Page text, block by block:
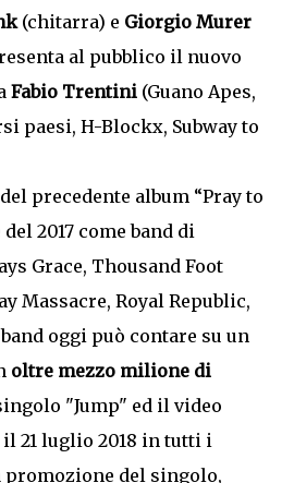
(chitarra) e Giorgio Murer
al pubblico il nuovo
Fabio Trentini (Guano Apes,
paesi, H-Blockx, Subway to
precedente album “Pray to
2017 come band di
Grace, Thousand Foot
Massacre, Royal Republic,
oggi può contare su un
oltre mezzo milione di
"Jump" ed il video
21 luglio 2018 in tutti i
promozione del singolo,